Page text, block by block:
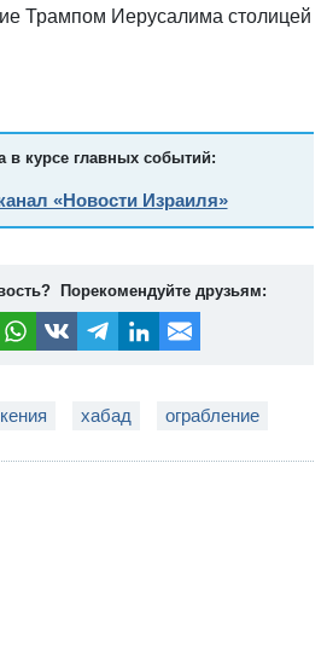
Трампом Иерусалима столицей
в курсе главных событий:
«Новости Израиля»
Порекомендуйте друзьям:
кения хабад ограбление